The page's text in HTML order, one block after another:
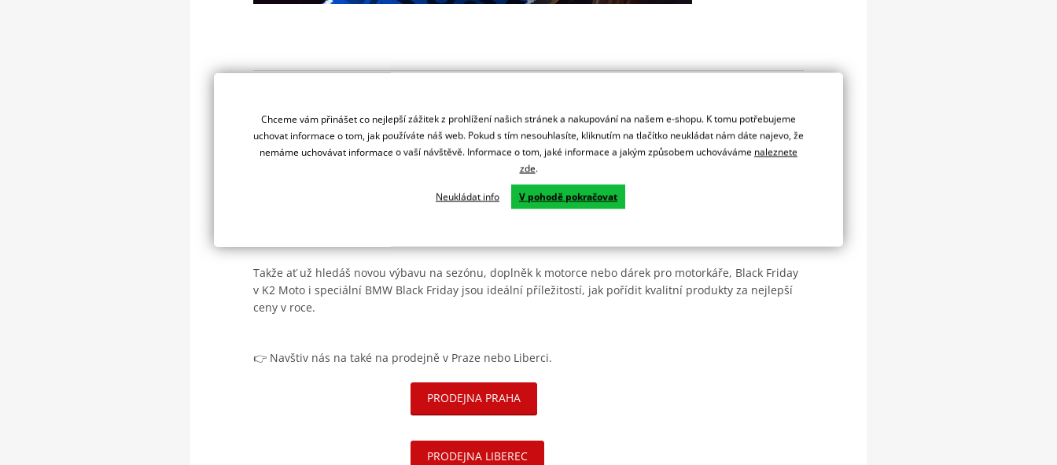
vybíráme jen produkty, které bychom doporučili i sobě
zásoby jsou omezené, některé kusy se už nebudou naskladňovat
Takže ať už hledáš novou výbavu na sezónu, doplněk k motorce nebo dárek pro motorkáře, Black Friday
v K2 Moto i speciální BMW Black Friday jsou ideální příležitostí, jak pořídit kvalitní produkty za nejlepší
ceny v roce.
👉 Navštiv nás na také na prodejně v Praze nebo Liberci.
PRODEJNA PRAHA
PRODEJNA LIBEREC
Chceme vám přinášet co nejlepší zážitek z prohlížení našich stránek a nakupování na našem e-shopu. K tomu potřebujeme
uchovat informace o tom, jak používáte náš web. Pokud s tím nesouhlasíte, kliknutím na tlačítko neukládat nám dáte najevo, že
nemáme uchovávat informace o vaší návštěvě. Informace o tom, jaké informace a jakým způsobem uchováváme naleznete
zde.
Neukládat info V pohodě pokračovat